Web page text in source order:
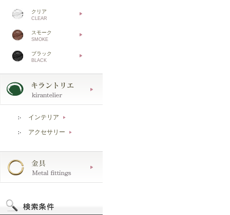
クリア
CLEAR
スモーク
SMOKE
ブラック
BLACK
インテリア ▶
アクセサリー ▶